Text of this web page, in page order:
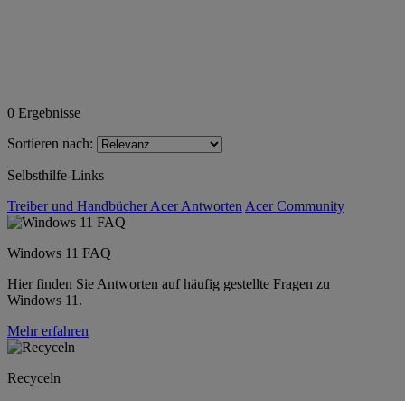
0 Ergebnisse
Sortieren nach:
Selbsthilfe-Links
Treiber und HandbücherAcer Antworten Acer Community
Windows 11 FAQ
Hier finden Sie Antworten auf häufig gestellte Fragen zu
Windows 11.
Mehr erfahren
Recyceln